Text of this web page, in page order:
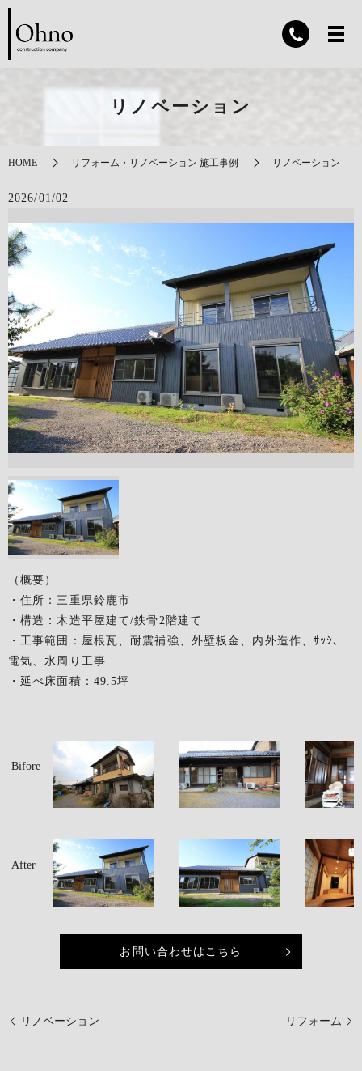
リノベーション
HOME リフォーム・リノベーション 施工事例 リノベーション
2026/01/02
（概要）
・住所：三重県鈴鹿市
・構造：木造平屋建て/鉄骨2階建て
・工事範囲：屋根瓦、耐震補強、外壁板金、内外造作、ｻｯｼ、
電気、水周り工事
・延べ床面積：49.5坪
Bifore
After
お問い合わせはこちら
リノベーション リフォーム